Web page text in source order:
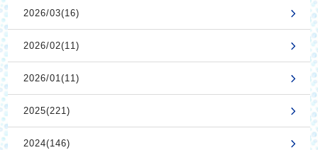
2026/03(16)
2026/02(11)
2026/01(11)
2025(221)
2024(146)